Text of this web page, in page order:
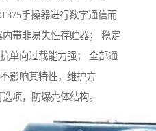
手操器进行数字通信而
带非易失性存贮器； 稳定
单向过载能力强； 全部通
影响其特性，维护方
项，防爆壳体结构。